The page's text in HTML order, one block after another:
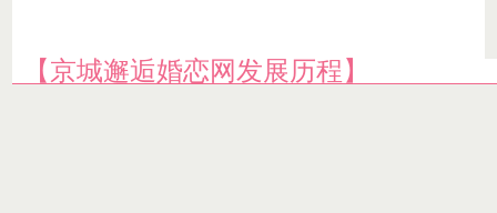
【京城邂逅婚恋网发展历程】